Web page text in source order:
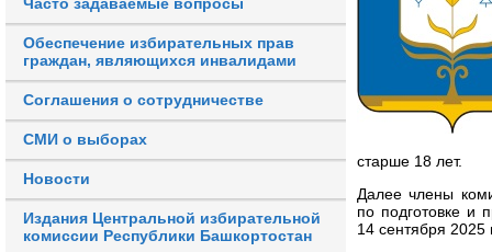
Обеспечение избирательных прав
граждан, являющихся инвалидами
Соглашения о сотрудничестве
СМИ о выборах
Новости
Издания Центральной избирательной
комиссии Республики Башкортостан
старше 18 лет.
Далее члены
по подготовке и
14 сентября 2025